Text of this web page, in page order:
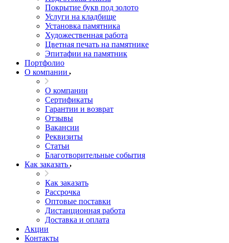
Покрытие букв под золото
Услуги на кладбище
Установка памятника
Художественная работа
Цветная печать на памятнике
Эпитафии на памятник
Портфолио
О компании
О компании
Сертификаты
Гарантии и возврат
Отзывы
Вакансии
Реквизиты
Статьи
Благотворительные события
Как заказать
Как заказать
Рассрочка
Оптовые поставки
Дистанционная работа
Доставка и оплата
Акции
Контакты